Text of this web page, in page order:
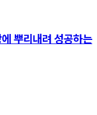
뿌리내려 성공하는